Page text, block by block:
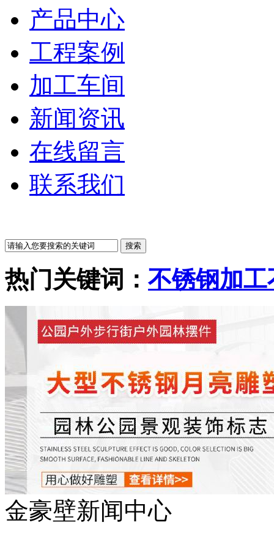
产品中心
工程案例
加工车间
新闻资讯
在线留言
联系我们
热门关键词： 不锈钢加工
金豪壁新闻中心